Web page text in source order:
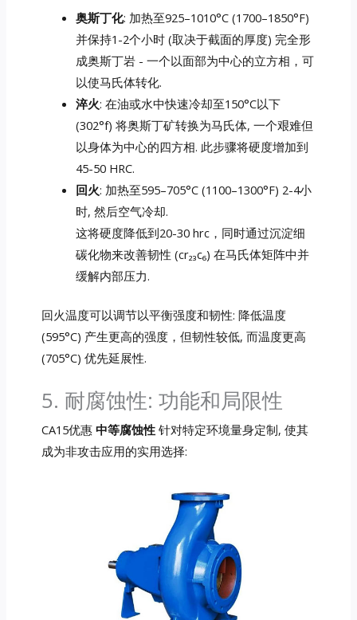
奥斯丁化: 加热至925–1010°C (1700–1850°F)
并保持1-2个小时 (取决于截面的厚度) 完全形
成奥斯丁岩 - 一个以面部为中心的立方相，可
以使马氏体转化.
淬火: 在油或水中快速冷却至150°C以下
(302°f) 将奥斯丁矿转换为马氏体, 一个艰难但
以身体为中心的四方相. 此步骤将硬度增加到
45-50 HRC.
回火: 加热至595–705°C (1100–1300°F) 2-4小
时, 然后空气冷却.
这将硬度降低到20-30 hrc，同时通过沉淀细
碳化物来改善韧性 (cr₂₃c₆) 在马氏体矩阵中并
缓解内部压力.
回火温度可以调节以平衡强度和韧性: 降低温度
(595°C) 产生更高的强度，但韧性较低, 而温度更高
(705°C) 优先延展性.
5. 耐腐蚀性: 功能和局限性
CA15优惠 中等腐蚀性针对特定环境量身定制, 使其
成为非攻击应用的实用选择: